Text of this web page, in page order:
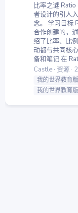
比率之谜
者设计的引人
念。 学习目标
合作创建的，
绍了比率、比
动都与共同核
备和笔记 在
Castle 资源
我的世界教育
我的世界教育